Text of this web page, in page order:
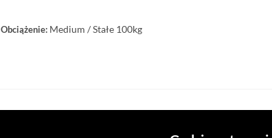
Obciążenie: Medium / Stałe 100kg